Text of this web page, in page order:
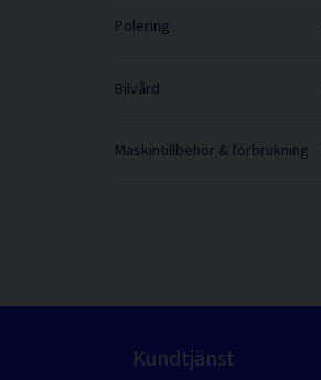
Polering
Bilvård
Maskintillbehör & förbrukning
Kundtjänst